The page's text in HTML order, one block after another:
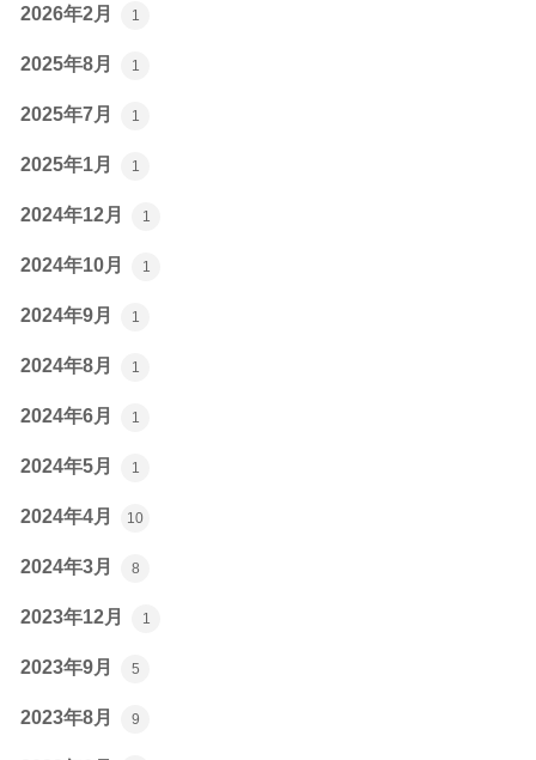
2026年2月 1
2025年8月 1
2025年7月 1
2025年1月 1
2024年12月 1
2024年10月 1
2024年9月 1
2024年8月 1
2024年6月 1
2024年5月 1
2024年4月 10
2024年3月 8
2023年12月 1
2023年9月 5
2023年8月 9